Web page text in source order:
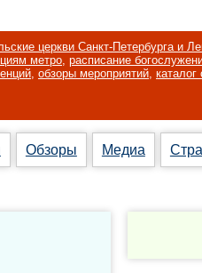
церкви Санкт-Петербурга и
метро, расписание
, обзоры мероприятий, каталог
Обзоры Медиа